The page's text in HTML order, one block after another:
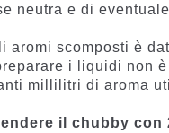
neutra e di eventuale
aromi scomposti è
i liquidi non
millilitri di aroma
il chubby con